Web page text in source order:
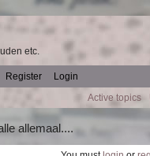
etc.
Register
Login
Active topics
allemaal....